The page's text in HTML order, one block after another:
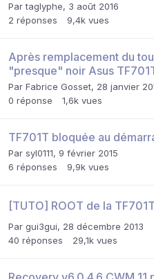
Partaglyphe, 3 août 2016
2 réponses 9,4k vues
Après remplacement du
"presque" noir Asus
Par Fabrice Gosset, 28 janvier
0 réponse 1,6k vues
TF701T bloquée au
Par syl0111, 9 février 2015
6 réponses 9,9k vues
[TUTO] ROOT de la TF701T
Par gui3gui, 28 décembre 2013
40 réponses 29,1k vues